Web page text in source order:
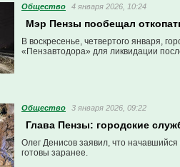
Общество 4 января 2026, 10:24
Мэр Пензы пообещал
В воскресенье, четвертого января,
«Пензавтодора» для ликвидации
Общество 3 января 2026, 09:22
Глава Пензы: городские
Олег Денисов заявил, что
готовы заранее.